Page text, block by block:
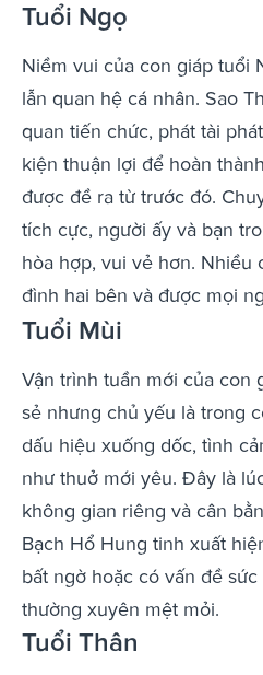
Tuổi Ngọ
Niềm vui của con giáp tuổi
lẫn quan hệ cá nhân. Sao
quan tiến chức, phát tài
kiện thuận lợi để hoàn
được đề ra từ trước đó.
tích cực, người ấy và bạn
hòa hợp, vui vẻ hơn. Nhiều
đình hai bên và được mọi
Tuổi Mùi
Vận trình tuần mới của con
sẻ nhưng chủ yếu là trong
dấu hiệu xuống dốc, tình
như thuở mới yêu. Đây là
không gian riêng và cân
Bạch Hổ Hung tinh xuất
bất ngờ hoặc có vấn đề
thường xuyên mệt mỏi.
Tuổi Thân